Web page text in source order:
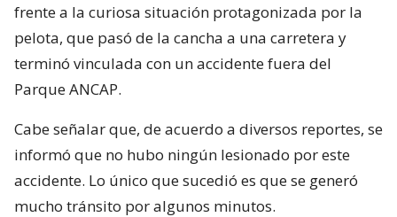
frente a la curiosa situación protagonizada por la
pelota, que pasó de la cancha a una carretera y
terminó vinculada con un accidente fuera del
Parque ANCAP.
Cabe señalar que, de acuerdo a diversos reportes, se
informó que no hubo ningún lesionado por este
accidente. Lo único que sucedió es que se generó
mucho tránsito por algunos minutos.